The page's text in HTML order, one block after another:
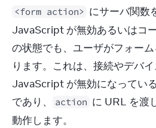
<form action> にサーバ関数
JavaScript が無効あるいはコ
の状態でも、ユーザがフォー
ります。これは、接続やデバ
JavaScript が無効になってい
であり、
action に URL を渡
動作します。